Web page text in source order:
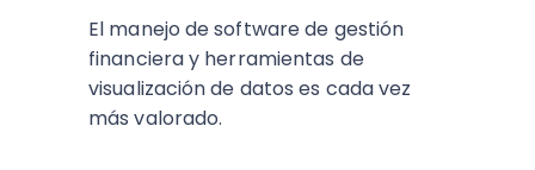
El manejo de software de gestión
financiera y herramientas de
visualización de datos es cada vez
más valorado.